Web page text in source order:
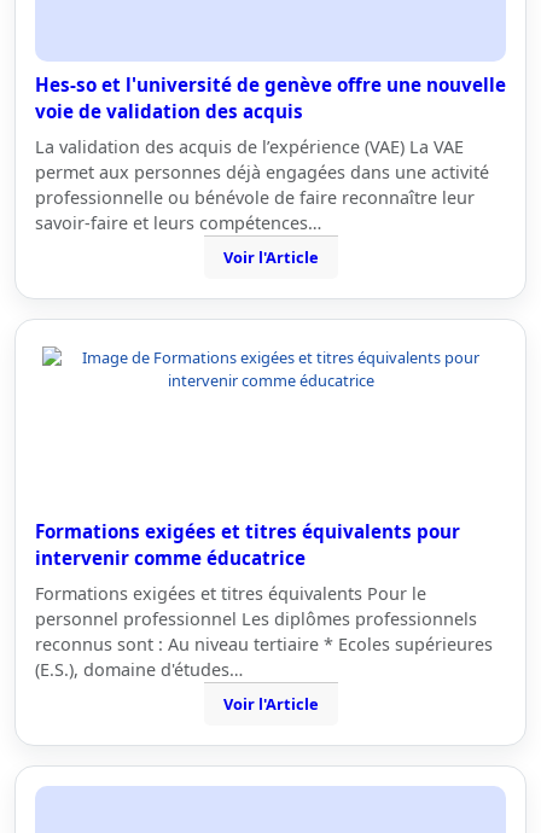
Hes-so et l'université de genève offre une nouvelle
voie de validation des acquis
La validation des acquis de l’expérience (VAE) La VAE
permet aux personnes déjà engagées dans une activité
professionnelle ou bénévole de faire reconnaître leur
savoir-faire et leurs compétences…
Voir l'Article
Formations exigées et titres équivalents pour
intervenir comme éducatrice
Formations exigées et titres équivalents Pour le
personnel professionnel Les diplômes professionnels
reconnus sont : Au niveau tertiaire * Ecoles supérieures
(E.S.), domaine d'études…
Voir l'Article